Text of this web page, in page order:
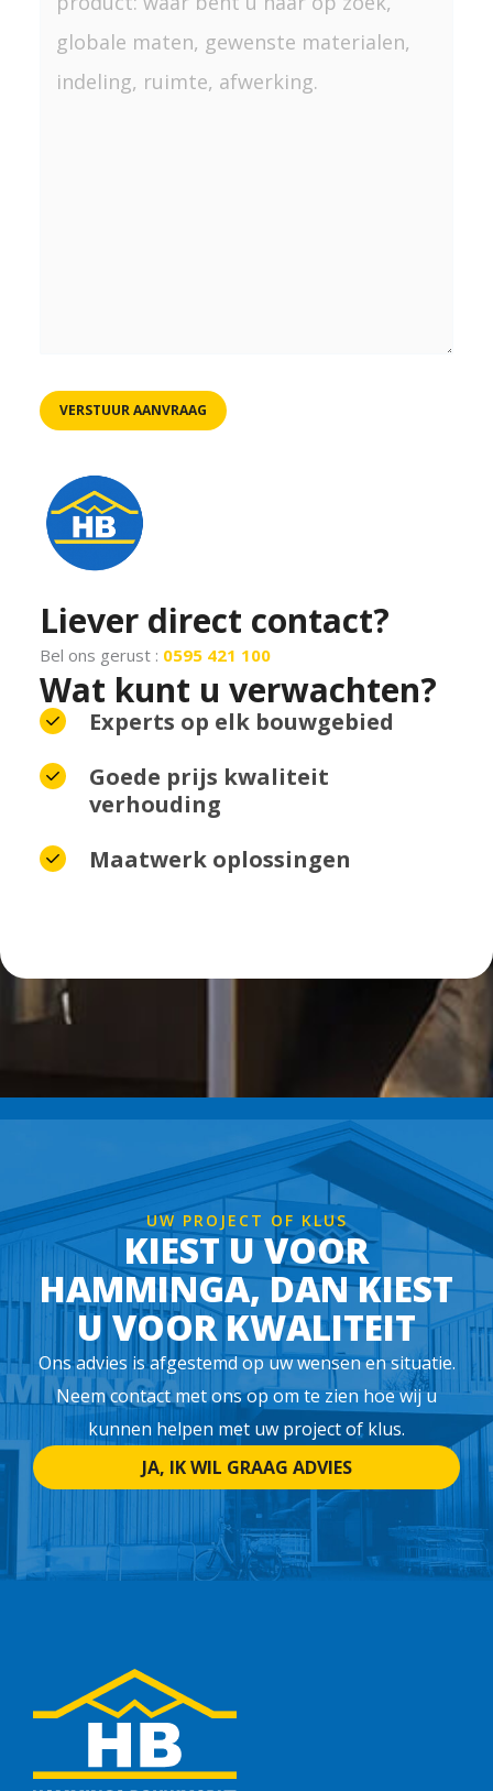
wensen
voor
VERSTUUR AANVRAAG
Liever direct contact?
Bel ons gerust : 0595 421 100
Wat kunt u verwachten?
Experts op elk bouwgebied
Goede prijs kwaliteit
verhouding
Maatwerk oplossingen
UW PROJECT OF KLUS
KIEST U VOOR
HAMMINGA, DAN KIEST
U VOOR KWALITEIT
Ons advies is afgestemd op uw wensen en situatie.
Neem contact met ons op om te zien hoe wij u
kunnen helpen met uw project of klus.
JA, IK WIL GRAAG ADVIES